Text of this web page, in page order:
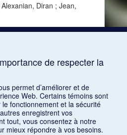
Diran ; Jean,
de respecter la
permet d’améliorer et de
Web. Certains témoins sont
fonctionnement et la sécurité
enregistrent vos
tout, vous consentez à notre
mieux répondre à vos besoins.